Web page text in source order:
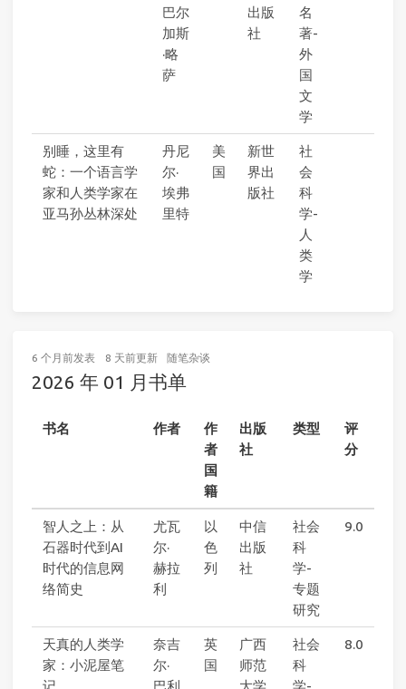
巴尔
加斯
·略
萨
出版
社
名
著-
外
国
文
学
别睡，这里有
蛇：一个语言学
家和人类学家在
亚马孙丛林深处
丹尼
尔·
埃弗
里特
美
国
新世
界出
版社
社
会
科
学-
人
类
学
6 个月前发表 8 天前更新 随笔杂谈
2026 年 01 月书单
书名 作者
作
者
国
籍
出版
社
类型
评
分
智人之上：从
石器时代到AI
时代的信息网
络简史
尤瓦
尔·
赫拉
利
以
色
列
中信
出版
社
社会
科
学-
专题
研究
9.0
天真的人类学
家：小泥屋笔
记
奈吉
尔·
巴利
英
国
广西
师范
大学
社会
科
学-
8.0